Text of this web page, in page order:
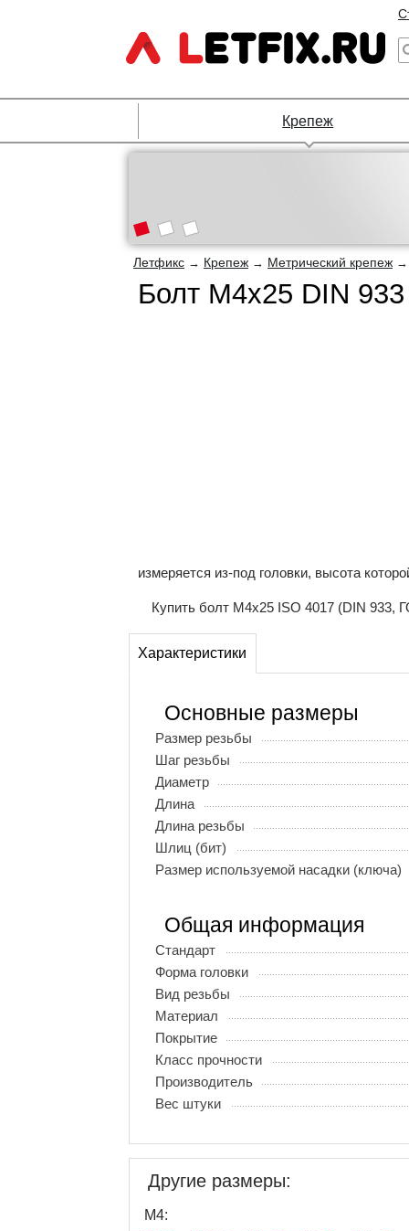
Крепеж
Летфикс → Крепеж → Метрический крепеж
Болт М4х25 DIN
измеряется из-под головки, высота
Купить болт М4х25 ISO 4017 (DIN 933,
Характеристики
Основные размеры
Размер резьбы
Шаг резьбы
Диаметр
Длина
Длина резьбы
Шлиц (бит)
Размер используемой насадки (ключа)
Общая информация
Стандарт
Форма головки
Вид резьбы
Материал
Покрытие
Класс прочности
Производитель
Вес штуки
Другие размеры:
М4: